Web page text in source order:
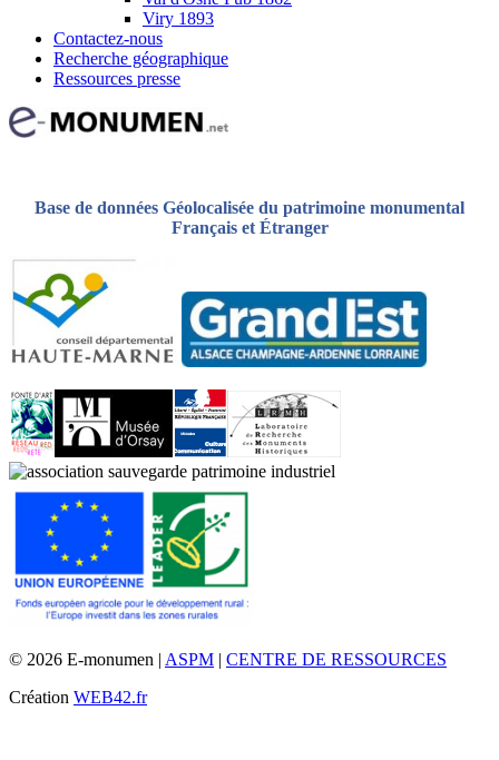
Viry 1893
Contactez-nous
Recherche géographique
Ressources presse
Base de données Géolocalisée du patrimoine monumental
Français et Étranger
© 2026 E-monumen | ASPM | CENTRE DE RESSOURCES
Création WEB42.fr